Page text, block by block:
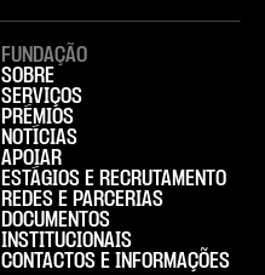
FUNDAÇÃO
SOBRE
SERVIÇOS
PRÉMIOS
NOTÍCIAS
APOIAR
ESTÁGIOS E RECRUTAMENTO
REDES E PARCERIAS
DOCUMENTOS
INSTITUCIONAIS
CONTACTOS E INFORMAÇÕES